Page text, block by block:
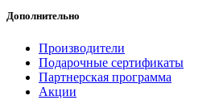
Дополнительно
Производители
Подарочные сертификаты
Партнерская программа
Акции